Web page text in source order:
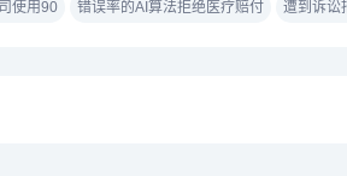
使用90 错误率的AI算法拒绝医疗赔付 遭到诉讼